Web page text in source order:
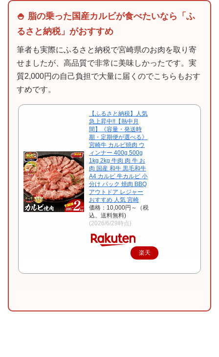
🍚 脂の乗った国産カルビが食べたいなら「ふ
るさと納税」がおすすめ
筆者も実際にふるさと納税で宮崎県のお肉を取り寄
せましたが、高品質で非常に美味しかったです。実
質2,000円の自己負担で大量に届くのでこちらもおす
すめです。
【ふるさと納税】人気
急上昇中!!【熱中月
間】《容量・発送時
期・定期便が選べる》
宮崎牛 カルビ焼肉 ウ
ィンナー 400g 500g
1kg 2kg 牛肉 肉 牛 お
肉 国産 和牛 黒毛和牛
A4 カルビ 牛カルビ 小
分け パック 焼肉 BBQ
アウトドア レジャー
おすすめ 人気 宮崎
価格：10,000円～（税
込、送料無料)
(2026/6/29時点)
楽天